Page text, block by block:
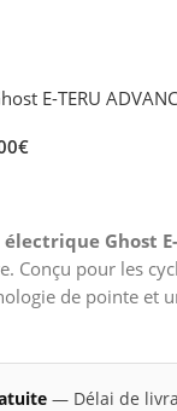
E-TERU
€
électrique Ghost E-
Conçu pour les
de pointe et
— Délai de